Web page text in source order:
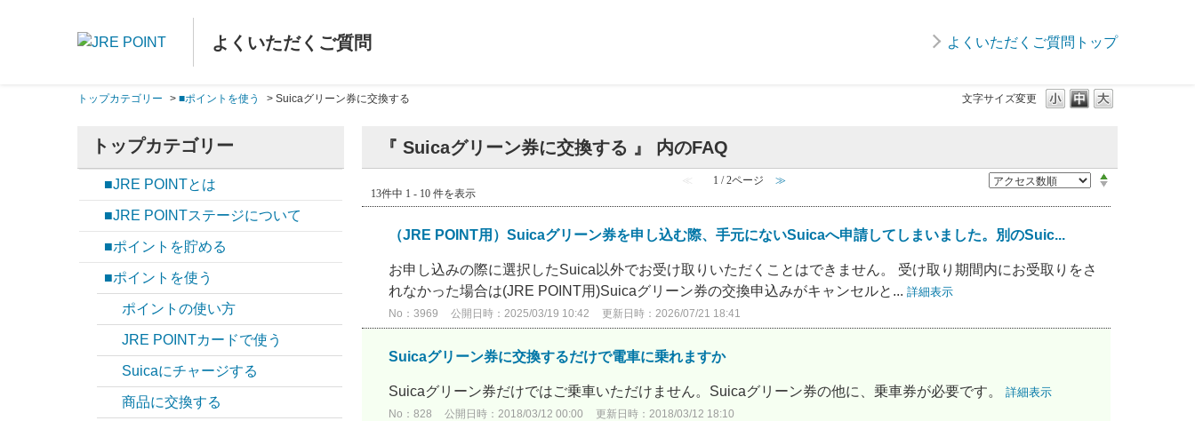
よくいただくご質問 よくいただくご質問トップ
文字サイズ変更
トップカテゴリー > ■ポイントを使う > Suicaグリーン券に交換する
トップカテゴリー
■JRE POINTとは
■JRE POINTステージについて
■ポイントを貯める
■ポイントを使う
ポイントの使い方
JRE POINTカードで使う
Suicaにチャージする
商品に交換する
『 Suicaグリーン券に交換する 』 内のFAQ
13件中 1 - 10 件を表示
≪ 1 / 2ページ ≫
（JRE POINT用）Suicaグリーン券を申し込む際、手元にないSuicaへ申請してしまいました。別のSuic...
お申し込みの際に選択したSuica以外でお受け取りいただくことはできません。 受け取り期間内にお受取りをさ
れなかった場合は(JRE POINT用)Suicaグリーン券の交換申込みがキャンセルと... 詳細表示
No：3969 公開日時：2025/03/19 10:42 更新日時：2026/07/21 18:41
Suicaグリーン券に交換するだけで電車に乗れますか
Suicaグリーン券だけではご乗車いただけません。Suicaグリーン券の他に、乗車券が必要です。 詳細表示
No：828 公開日時：2018/03/12 00:00 更新日時：2018/03/12 18:10